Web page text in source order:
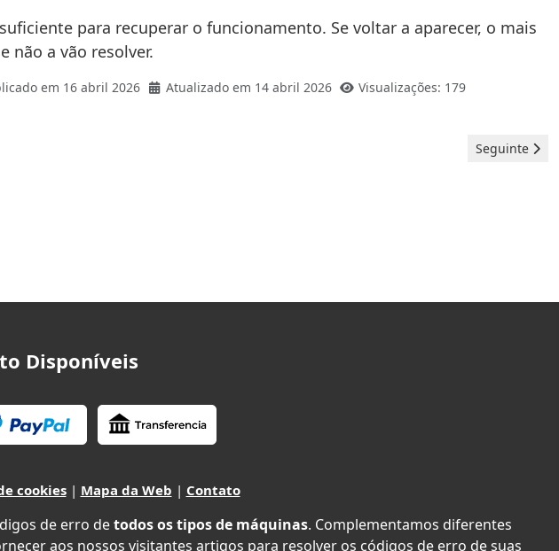
para recuperar o funcionamento. Se voltar a aparecer, o mais
não a vão resolver.
em 16 abril 2026 Atualizado em 14 abril 2026 Visualizações: 179
Artigo
Seguinte
Disponíveis
cookies| Mapa da Web | Contato
de erro detodos os tipos de máquinas. Complementamos diferentes
aos nossos visitantes artigos para resolver os códigos de erro de suas